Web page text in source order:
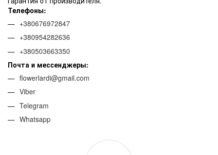
Телефоны:
+380676972847
+380954282636
+380503663350
Почта и мессенджеры:
flowerlardi@gmail.com
Viber
Telegram
Whatsapp